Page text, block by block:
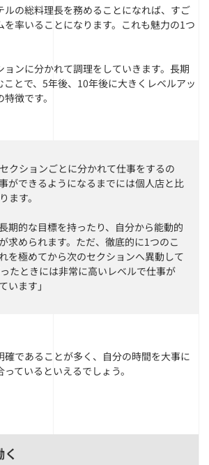
ルの総料理長を務めることになれば、すご
を率いることになります。これも魅力の1つ
ョンに分かれて調理をしていきます。長期
ことで、5年後、10年後に大きくレベルアッ
徴です。
セクションごとに分かれて仕事をするの
ができるようになるまでには個人店と比
ます。
期的な目標を持ったり、自分から能動的
求められます。ただ、徹底的に1つのこ
を極めてから次のセクションへ異動して
たときには非常に高いレベルで仕事が
います」
確であることが多く、自分の時間を大事に
ているといえるでしょう。